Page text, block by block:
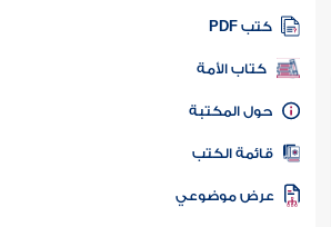
كتب PDF
كتاب الأمة
المكتبة
الكتب